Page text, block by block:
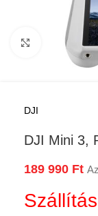
Kattints a
DJI
DJI Mini 3,
189 990 Ft